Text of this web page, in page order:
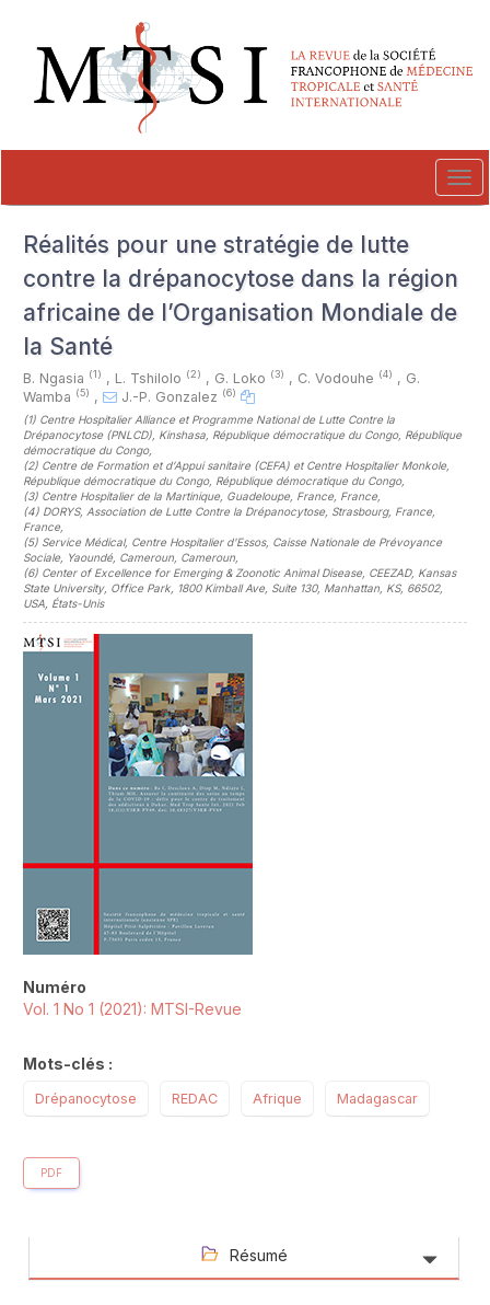
##plugins.themes.novelty.accessible_menu.main_navigation##
##plugins.themes.novelty.accessible_menu.main_content##
##plugins.themes.novelty.accessible_menu.sidebar##
Réalités pour une stratégie de lutte
contre la drépanocytose dans la région
africaine de l’Organisation Mondiale de
la Santé
B. Ngasia (1) , L. Tshilolo (2) , G. Loko (3) , C. Vodouhe (4) , G.
Wamba (5) , J.-P. Gonzalez (6)
(1) Centre Hospitalier Alliance et Programme National de Lutte Contre la
Drépanocytose (PNLCD), Kinshasa, République démocratique du Congo, République
démocratique du Congo,
(2) Centre de Formation et d’Appui sanitaire (CEFA) et Centre Hospitalier Monkole,
République démocratique du Congo, République démocratique du Congo,
(3) Centre Hospitalier de la Martinique, Guadeloupe, France, France,
(4) DORYS, Association de Lutte Contre la Drépanocytose, Strasbourg, France,
France,
(5) Service Médical, Centre Hospitalier d'Essos, Caisse Nationale de Prévoyance
Sociale, Yaoundé, Cameroun, Cameroun
(6) Center of Excellence for Emerging & Zoonotic Animal Disease, CEEZAD, Kansas
State University, Office Park, 1800 Kimball Ave, Suite 130, Manhattan, KS, 66502,
USA, États-Unis
Numéro
Vol. 1 No 1 (2021): MTSI-Revue
Mots-clés :
Drépanocytose REDAC Afrique Madagascar
PDF
Résumé